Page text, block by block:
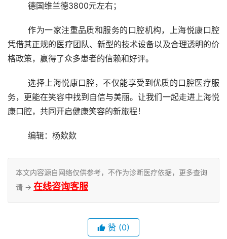
	德国维兰德3800元左右；
	作为一家注重品质和服务的口腔机构，上海悦康口腔
凭借其正规的医疗团队、新型的技术设备以及合理透明的价
格政策，赢得了众多患者的信赖和好评。
务，更能在笑容中找到自信与美丽。让我们一起走进上海悦
康口腔，共同开启健康笑容的新旅程！
	编辑：杨欻欻
本文内容源自网络仅供参考，不作为诊断医疗依据，更多查询
请 → 在线咨询客服
赞 (0)